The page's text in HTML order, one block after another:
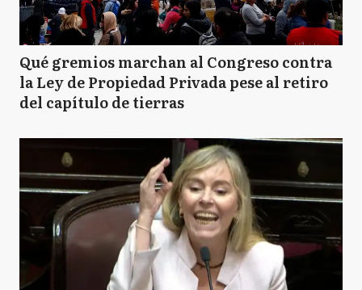
Qué gremios marchan al Congreso contra
la Ley de Propiedad Privada pese al retiro
del capítulo de tierras